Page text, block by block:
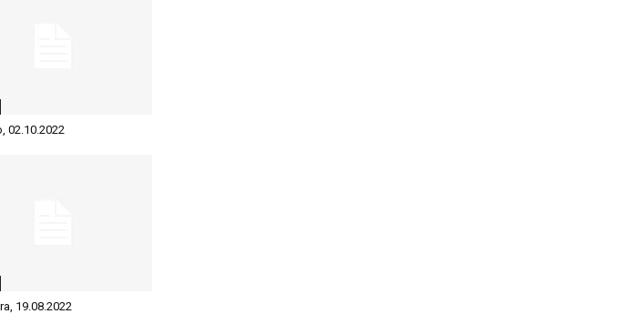
02.10.2022
19.08.2022